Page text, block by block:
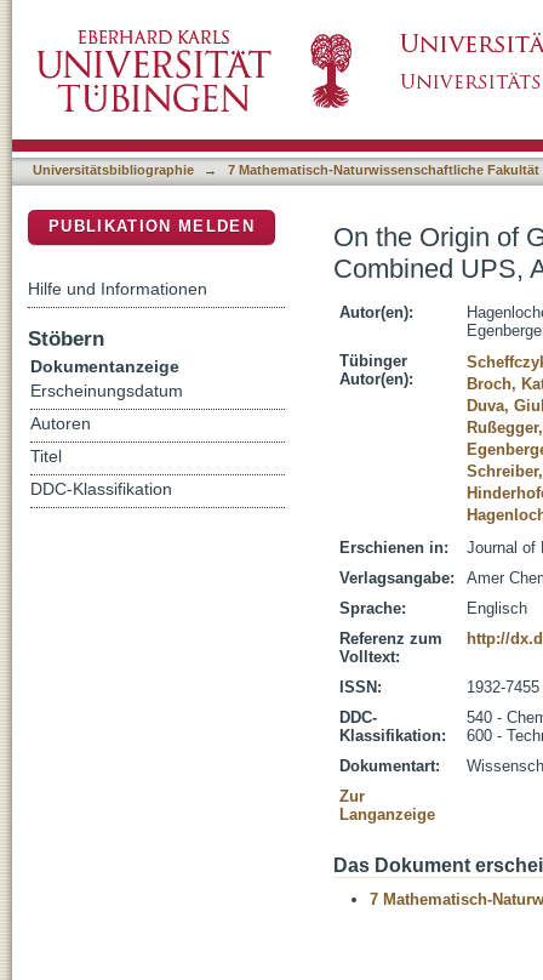
Diffraction Study
Universitätsbibliographie → 7 Mathematisch-Naturwissenschaftliche Fakultät
On the Origin of
Combined UPS,
Autor(en):
Tübinger
Autor(en):
Broch,
Duva,
Erschienen in:
Journal of
Verlagsangabe:
Amer
Sprache:
Englisch
Referenz zum
Volltext:
http://
ISSN:
1932-7455
DDC-
Klassifikation:
540 -
600 -
Dokumentart:
Zur
Langanzeige
Das Dokument
7 Mathematisch-
PUBLIKATION MELDEN
Hilfe und Informationen
Stöbern
Dokumentanzeige
Erscheinungsdatum
Autoren
Titel
DDC-Klassifikation